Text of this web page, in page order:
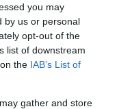
you may
by us or personal
opt-out of the
list of downstream
the IAB’s List of
gather and store